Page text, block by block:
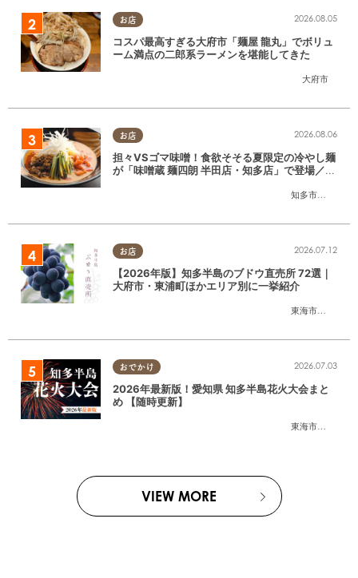
お店
大府市
2026.08.05
コスパ最高すぎる大府市「麺屋 龍丸」でボリュ
ーム満点の二郎系ラーメンを堪能してきた
お店
知多市
,半田市
2026.08.06
担々VSゴマ味噌！食欲そそる夏限定の冷やし麺
が「味噌蔵 麺四朗 半田店・知多店」で登場／ち
お店
東海市
,大府市
2026.07.12
【2026年版】知多半島のブドウ直売所 72選｜
大府市・東浦町ほかエリア別に一挙紹介
おでかけ
東海市
,大府市
2026.07.03
2026年最新版！愛知県 知多半島花火大会まと
め 【随時更新】
VIEW MORE